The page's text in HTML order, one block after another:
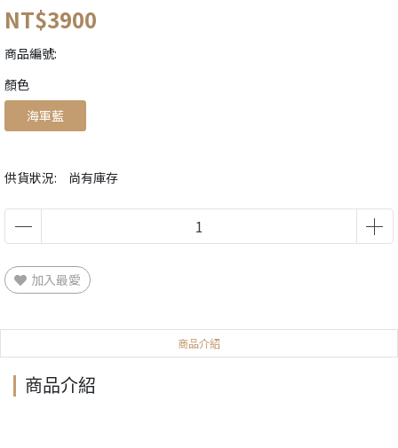
NT$3900
商品編號:
供貨狀況: 尚有庫存
顏色
海軍藍
加入最愛
商品介紹
商品介紹